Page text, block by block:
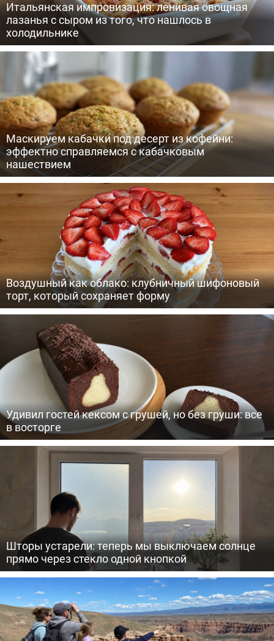
Итальянская импровизация: ленивая овощная
лазанья с сыром из того, что нашлось в
холодильнике
Маскируем кабачки под десерт из кофейни:
эффектно справляемся с кабачковым
нашествием
Воздушный как облако: клубничный шифоновый
торт, который сохраняет форму
Удивил гостей кексом с грушей, но без груши: все
в восторге
Шторы устарели: теперь мы выключаем солнце
прямо через стекло одной кнопкой